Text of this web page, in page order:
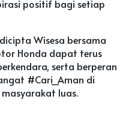
positif bagi setiap
Wisesa bersama
Honda dapat terus
serta berperan
#Cari_Aman di
luas.